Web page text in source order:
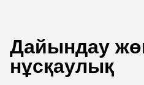
Дайындау
нұсқаулық